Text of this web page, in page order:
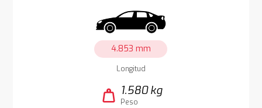
4.853 mm
Longitud
weight 1.580 kg
Peso